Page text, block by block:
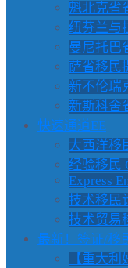
魁北克省
纽芬兰与
曼尼托巴
萨省移民
新不伦瑞
新斯科舍
快速通道EE
大西洋移
经验移民
Express
技术移民
技术贸易
最新！签证/移
【重大